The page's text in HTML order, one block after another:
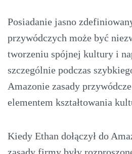
Posiadanie jasno
przywódczych może być
tworzeniu spójnej kultury i
szczególnie podczas
Amazonie zasady
elementem kształtowania
Kiedy Ethan dołączył do